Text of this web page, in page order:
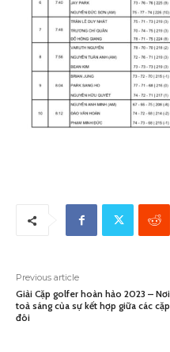
Previous article
Giải Cặp golfer hoàn hảo 2023 – Nơi
toả sáng của sự kết hợp giữa các cặp
đôi